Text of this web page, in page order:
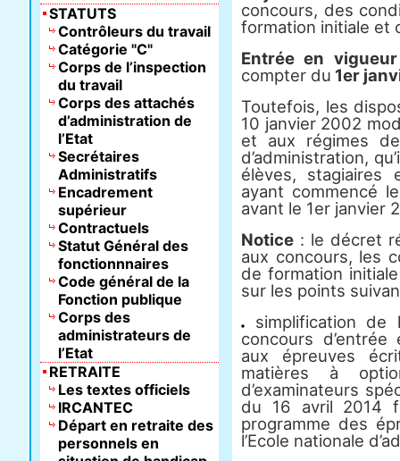
concours, des
formation initiale et
Entrée en vigueur
compter du 1er
Toutefois, les
10 janvier 2002
et aux régimes
d’administration,
élèves, stagiaires
ayant commencé
avant le 1er janvier
Notice : le décret
aux concours, les
de formation
sur les points
simplification de
concours
aux épreuves
matières à
d’examinateurs
du 16 avril 2014
programme des
l’Ecole nationale
STATUTS
Contrôleurs du travail
Catégorie "C"
Corps de l’inspection
du travail
Corps des attachés
d’administration de
l’Etat
Secrétaires
Administratifs
Encadrement
supérieur
Contractuels
Statut Général des
fonctionnnaires
Code général de la
Fonction publique
Corps des
administrateurs de
l’Etat
RETRAITE
Les textes officiels
IRCANTEC
Départ en retraite des
personnels en